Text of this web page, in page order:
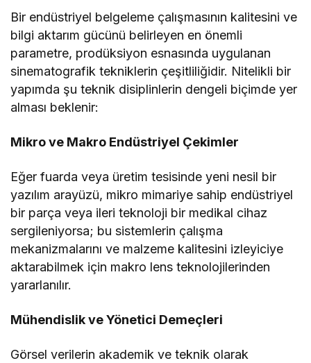
Bir endüstriyel belgeleme çalışmasının kalitesini ve
bilgi aktarım gücünü belirleyen en önemli
parametre, prodüksiyon esnasında uygulanan
sinematografik tekniklerin çeşitliliğidir. Nitelikli bir
yapımda şu teknik disiplinlerin dengeli biçimde yer
alması beklenir:
Mikro ve Makro Endüstriyel Çekimler
Eğer fuarda veya üretim tesisinde yeni nesil bir
yazılım arayüzü, mikro mimariye sahip endüstriyel
bir parça veya ileri teknoloji bir medikal cihaz
sergileniyorsa; bu sistemlerin çalışma
mekanizmalarını ve malzeme kalitesini izleyiciye
aktarabilmek için makro lens teknolojilerinden
yararlanılır.
Mühendislik ve Yönetici Demeçleri
Görsel verilerin akademik ve teknik olarak